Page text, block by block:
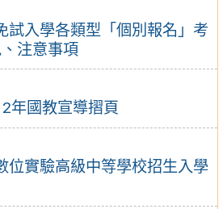
試入學各類型「個別報名」考
注意事項
年國教宣導摺頁
位實驗高級中等學校招生入學